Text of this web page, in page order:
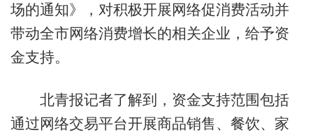
场的通知》，对积极开展网络促消费活动并
带动全市网络消费增长的相关企业，给予资
金支持。
北青报记者了解到，资金支持范围包括
通过网络交易平台开展商品销售、餐饮、家